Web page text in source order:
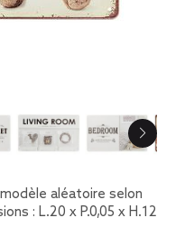
aléatoire selon
: L.20 x P.0,05 x H.12